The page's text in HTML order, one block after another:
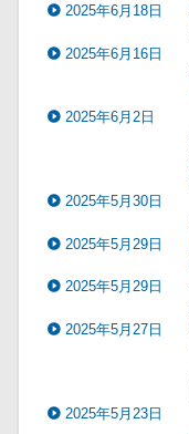
2025年6月18日
2025年6月16日
2025年6月2日
2025年5月30日
2025年5月29日
2025年5月29日
2025年5月27日
2025年5月23日